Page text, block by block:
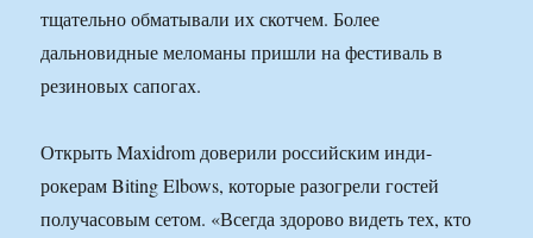
тщательно обматывали их скотчем. Более
дальновидные меломаны пришли на фестиваль в
резиновых сапогах.
Открыть Maxidrom доверили российским инди-
рокерам Biting Elbows, которые разогрели гостей
получасовым сетом. «Всегда здорово видеть тех, кто